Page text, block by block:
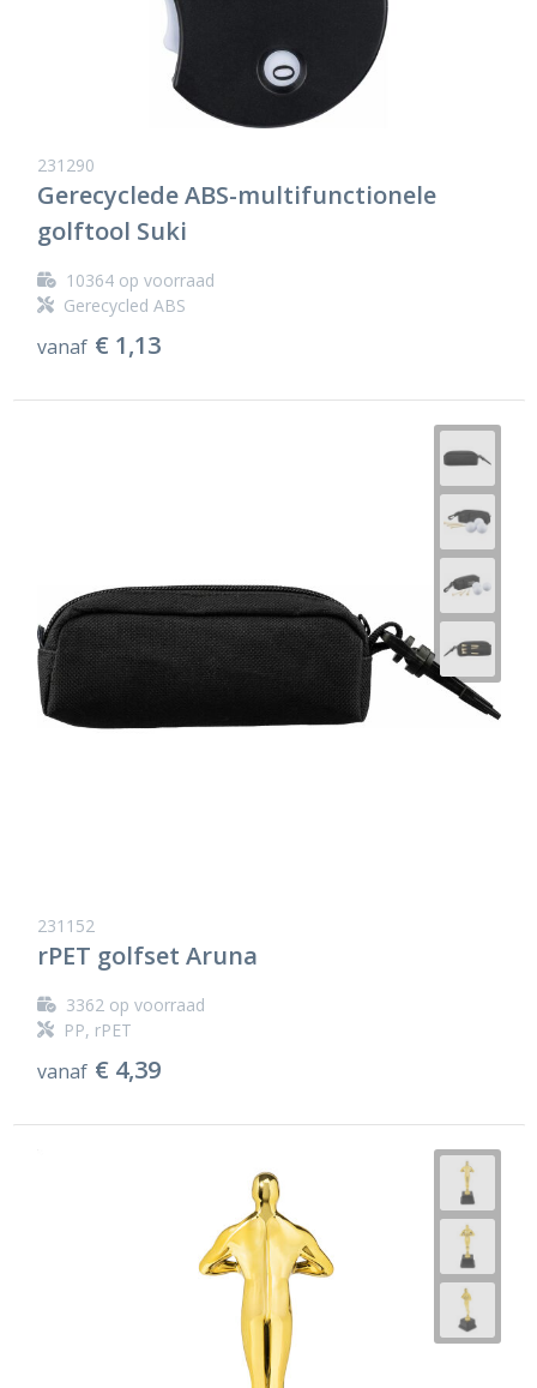
231290
Gerecyclede ABS-multifunctionele
golftool Suki
10364op voorraad
Gerecycled ABS
vanaf € 1,13
231152
rPET golfset Aruna
3362op voorraad
PP, rPET
vanaf € 4,39